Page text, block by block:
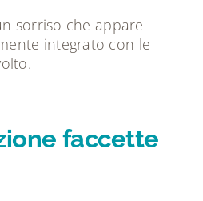
sorriso che appare
integrato con le
faccette